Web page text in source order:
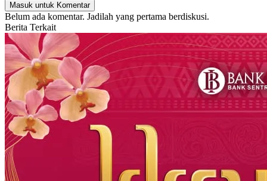
Masuk untuk Komentar
Belum ada komentar. Jadilah yang pertama berdiskusi.
Berita Terkait